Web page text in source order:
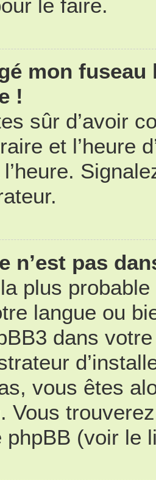
le faire.
mon
!
sûr d’avoir
et l’heure
n’est pas
plus probable
langue ou
dans
vous êtes
Vous
phpBB (voir le